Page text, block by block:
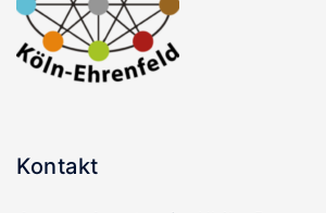
Kontakt